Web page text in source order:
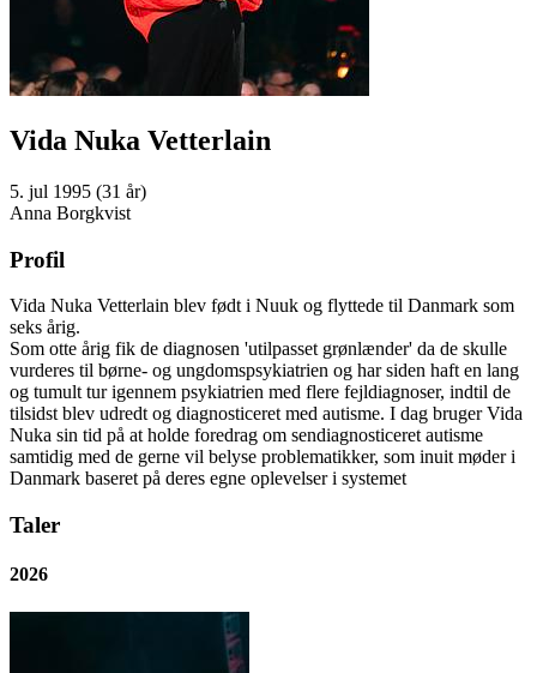
Vida Nuka Vetterlain
5. jul 1995 (31 år)
Anna Borgkvist
Profil
Vida Nuka Vetterlain blev født i Nuuk og flyttede til Danmark som
seks årig.
Som otte årig fik de diagnosen 'utilpasset grønlænder' da de skulle
vurderes til børne- og ungdomspsykiatrien og har siden haft en lang
og tumult tur igennem psykiatrien med flere fejldiagnoser, indtil de
tilsidst blev udredt og diagnosticeret med autisme. I dag bruger Vida
Nuka sin tid på at holde foredrag om sendiagnosticeret autisme
samtidig med de gerne vil belyse problematikker, som inuit møder i
Danmark baseret på deres egne oplevelser i systemet
Taler
2026